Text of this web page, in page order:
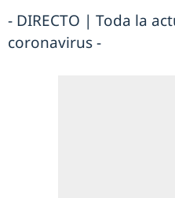
- DIRECTO | Toda la
coronavirus -